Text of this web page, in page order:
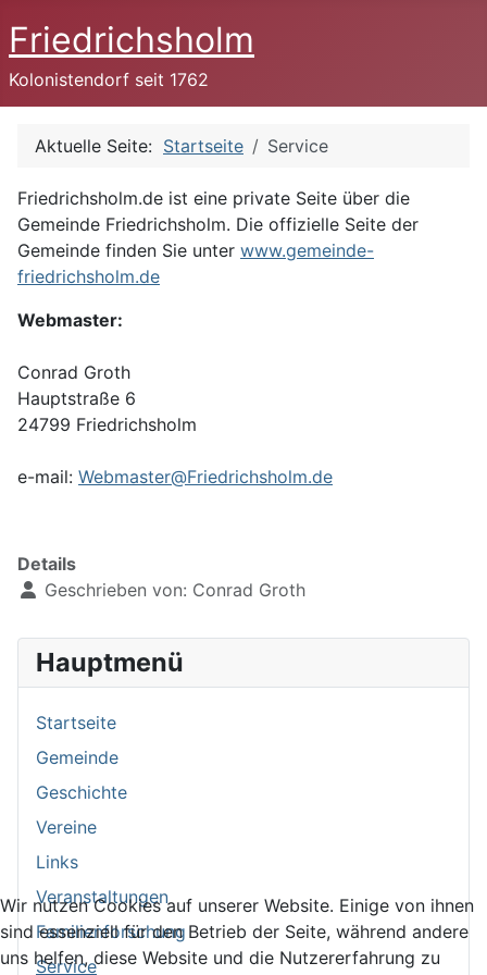
Friedrichsholm
Kolonistendorf seit 1762
Aktuelle Seite: Startseite Service
Friedrichsholm.de ist eine private Seite über die
Gemeinde Friedrichsholm. Die offizielle Seite der
Gemeinde finden Sie unter www.gemeinde-
friedrichsholm.de
Webmaster:
Conrad Groth
Hauptstraße 6
24799 Friedrichsholm
e-mail: Webmaster@Friedrichsholm.de
Details
Geschrieben von: Conrad Groth
Hauptmenü
Startseite
Gemeinde
Geschichte
Vereine
Links
Veranstaltungen
Familienforschung
Service
Wir nutzen Cookies auf unserer Website. Einige von ihnen
sind essenziell für den Betrieb der Seite, während andere
uns helfen, diese Website und die Nutzererfahrung zu